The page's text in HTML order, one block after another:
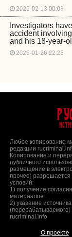
2026-02-13 00:08
Investigators
accident
and his 18-year-
2026-01-26 22:23
Любое копирование
редакции
Копирование и
публичного
размещение в
прочее)
условий:
1) получение
материалов;
2) указание
(перерабатываемого)
rucriminal.info
О проекте